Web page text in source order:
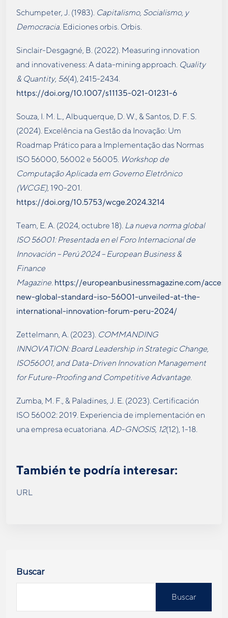
Schumpeter, J. (1983). Capitalismo, Socialismo, y
Democracia. Ediciones orbis. Orbis.
Sinclair-Desgagné, B. (2022). Measuring innovation
and innovativeness: A data-mining approach. Quality
& Quantity, 56(4), 2415-2434.
https://doi.org/10.1007/s11135-021-01231-6
Souza, I. M. L., Albuquerque, D. W., & Santos, D. F. S.
(2024). Excelência na Gestão da Inovação: Um
Roadmap Prático para a Implementação das Normas
ISO 56000, 56002 e 56005. Workshop de
Computação Aplicada em Governo Eletrônico
(WCGE), 190-201.
https://doi.org/10.5753/wcge.2024.3214
Team, E. A. (2024, octubre 18). La nueva norma global
ISO 56001: Presentada en el Foro Internacional de
Innovación – Perú 2024 – European Business &
Finance
Magazine. https://europeanbusinessmagazine.com/
new-global-standard-iso-56001-unveiled-at-the-
international-innovation-forum-peru-2024/
Zettelmann, A. (2023). COMMANDING
INNOVATION: Board Leadership in Strategic Change,
ISO56001, and Data-Driven Innovation Management
for Future-Proofing and Competitive Advantage.
Zumba, M. F., & Paladines, J. E. (2023). Certificación
ISO 56002: 2019. Experiencia de implementación en
una empresa ecuatoriana. AD-GNOSIS, 12(12), 1-18.
También te podría interesar:
URL
Buscar
Buscar